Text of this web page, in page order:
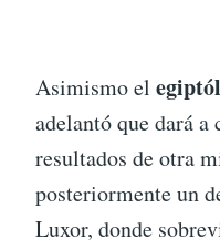
Asimismo el
adelantó que dará a
resultados de otra
posteriormente un
Luxor, donde